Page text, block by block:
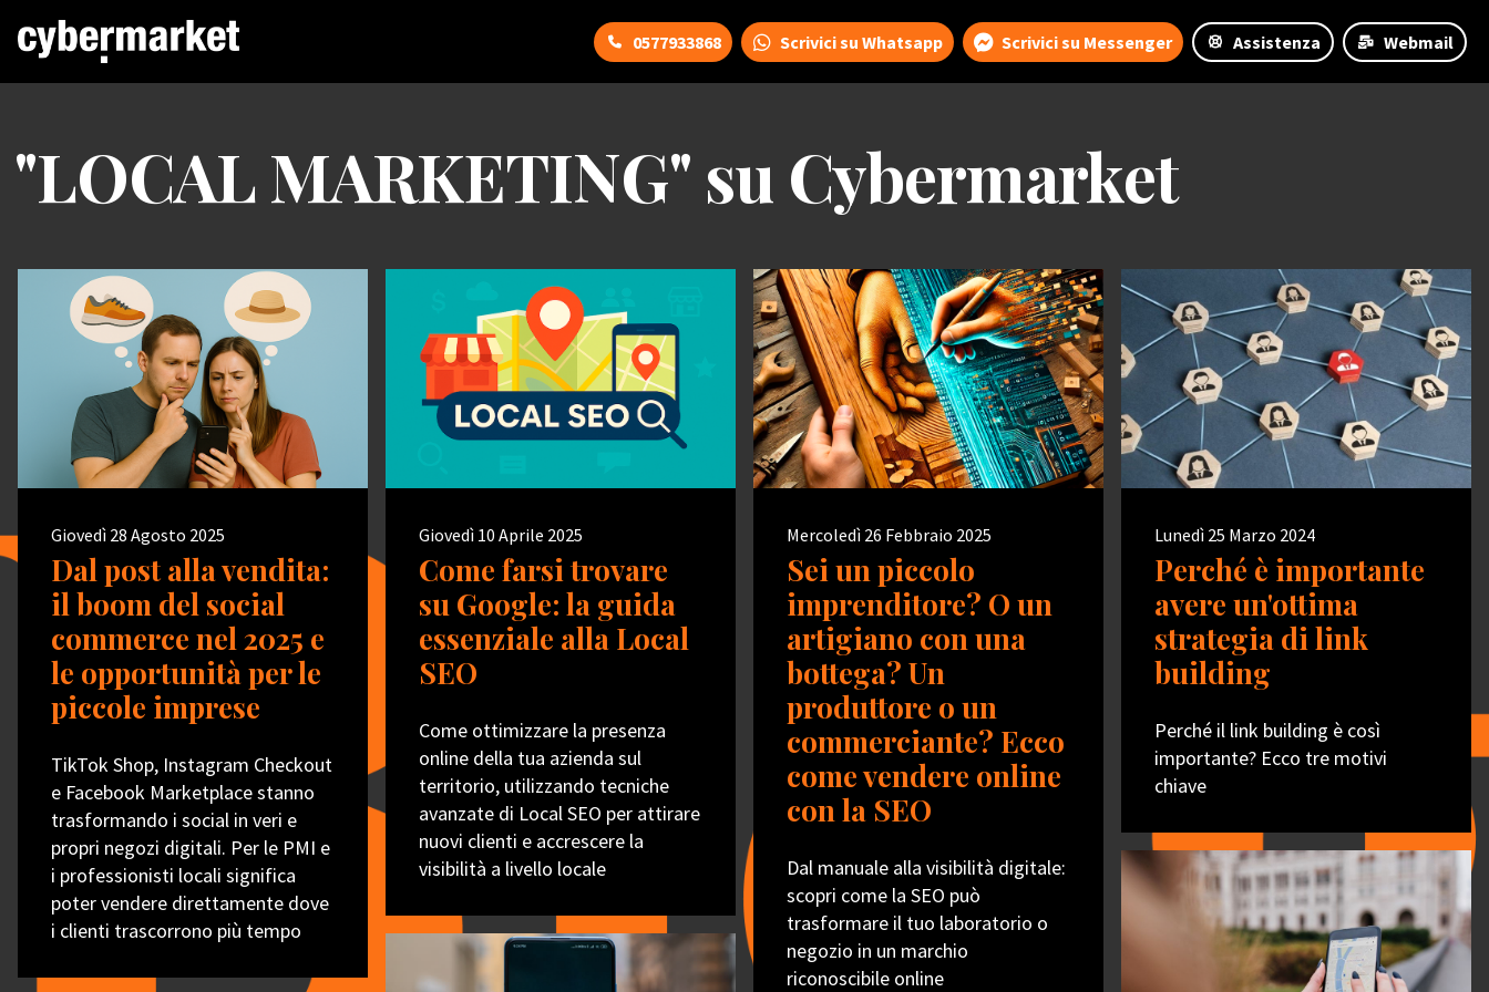
0577933868 Scrivici su Whatsapp Scrivici su Messenger Assistenza Webmail
"LOCAL MARKETING" su Cybermarket
Giovedì 28 Agosto 2025
Dal post alla vendita:
il boom del social
commerce nel 2025 e
le opportunità per le
piccole imprese
TikTok Shop, Instagram Checkout
e Facebook Marketplace stanno
trasformando i social in veri e
propri negozi digitali. Per le PMI e
i professionisti locali significa
poter vendere direttamente dove
i clienti trascorrono più tempo
Giovedì 10 Aprile 2025
Come farsi trovare
su Google: la guida
essenziale alla Local
SEO
Come ottimizzare la presenza
online della tua azienda sul
territorio, utilizzando tecniche
avanzate di Local SEO per attirare
nuovi clienti e accrescere la
visibilità a livello locale
Mercoledì 26 Febbraio 2025
Sei un piccolo
imprenditore? O un
artigiano con una
bottega? Un
produttore o un
commerciante? Ecco
come vendere online
con la SEO
Dal manuale alla visibilità digitale:
scopri come la SEO può
trasformare il tuo laboratorio o
negozio in un marchio
riconoscibile online
Lunedì 25 Marzo 2024
Perché è importante
avere un'ottima
strategia di link
building
Perché il link building è così
importante? Ecco tre motivi
chiave